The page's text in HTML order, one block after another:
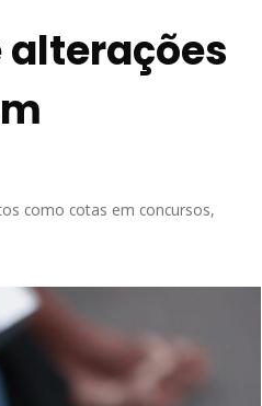
alterações
como cotas em concursos,